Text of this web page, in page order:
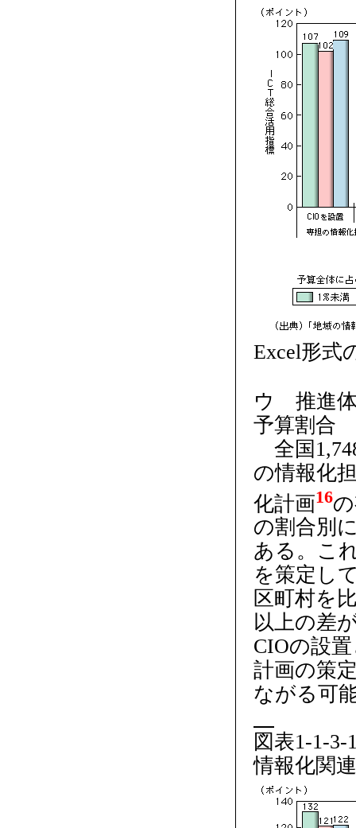
Excel形式
ウ 推進体
予算割合
全国
の情報化
化計画16
の割合別
ある。こ
を策定し
区町村を
以上の差
CIOの設
計画の策
ながる可
図表1-1-
情報化関